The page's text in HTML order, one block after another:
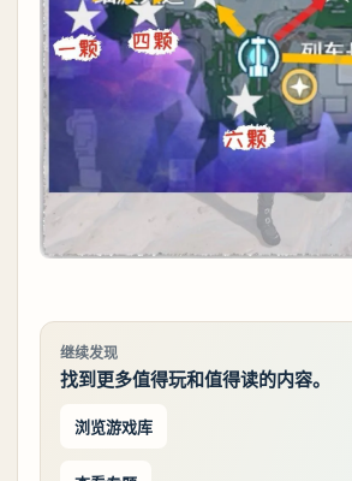
继续发现
找到更多值得玩和值得读的内容。
浏览游戏库